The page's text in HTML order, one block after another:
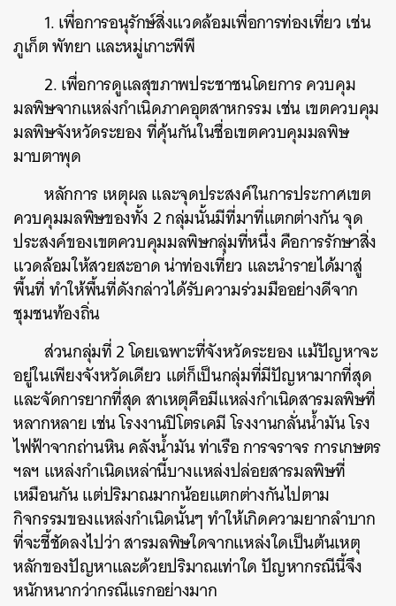
1. เพื่อการอนุรักษ์สิ่งแวดล้อมเพื่อการท่องเที่ยว เช่น
ภูเก็ต พัทยา และหมู่เกาะพีพี
2. เพื่อการดูแลสุขภาพประชาชนโดยการ ควบคุม
มลพิษจากแหล่งกำเนิดภาคอุตสาหกรรม เช่น เขตควบคุม
มลพิษจังหวัดระยอง ที่คุ้นกันในชื่อเขตควบคุมมลพิษ
มาบตาพุด
หลักการ เหตุผล และจุดประสงค์ในการประกาศเขต
ควบคุมมลพิษของทั้ง 2 กลุ่มนั้นมีที่มาที่แตกต่างกัน จุด
ประสงค์ของเขตควบคุมมลพิษกลุ่มที่หนึ่ง คือการรักษาสิ่ง
แวดล้อมให้สวยสะอาด น่าท่องเที่ยว และนำรายได้มาสู่
พื้นที่ ทำให้พื้นที่ดังกล่าวได้รับความร่วมมืออย่างดีจาก
ชุมชนท้องถิ่น
ส่วนกลุ่มที่ 2 โดยเฉพาะที่จังหวัดระยอง แม้ปัญหาจะ
อยู่ในเพียงจังหวัดเดียว แต่ก็เป็นกลุ่มที่มีปัญหามากที่สุด
และจัดการยากที่สุด สาเหตุคือมีแหล่งกำเนิดสารมลพิษที่
หลากหลาย เช่น โรงงานปิโตรเคมี โรงงานกลั่นน้ำมัน โรง
ไฟฟ้าจากถ่านหิน คลังน้ำมัน ท่าเรือ การจราจร การเกษตร
ฯลฯ แหล่งกำเนิดเหล่านี้บางแหล่งปล่อยสารมลพิษที่
เหมือนกัน แต่ปริมาณมากน้อยแตกต่างกันไปตาม
กิจกรรมของแหล่งกำเนิดนั้นๆ ทำให้เกิดความยากลำบาก
ที่จะชี้ชัดลงไปว่า สารมลพิษใดจากแหล่งใดเป็นต้นเหตุ
หลักของปัญหาและด้วยปริมาณเท่าใด ปัญหากรณีนี้จึง
หนักหนากว่ากรณีแรกอย่างมาก